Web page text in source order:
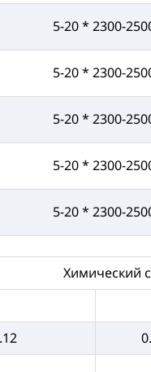
5-20 * 2300-
5-20 * 2300-
5-20 * 2300-
5-20 * 2300-
5-20 * 2300-
Химический